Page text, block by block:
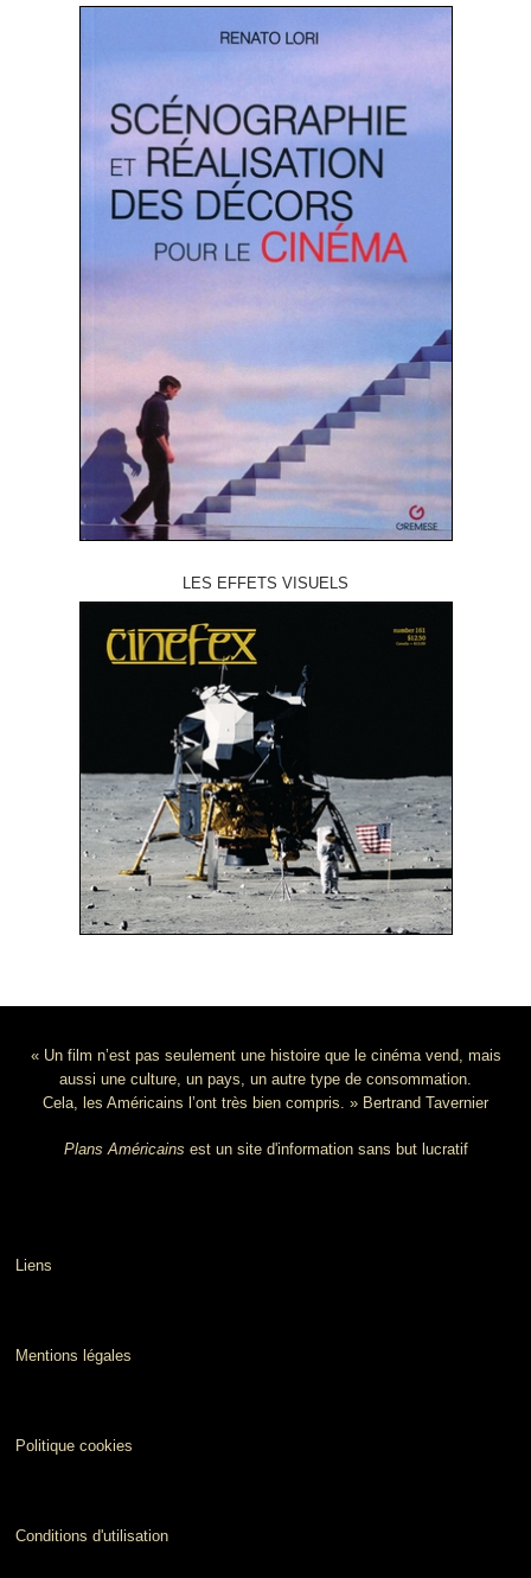
LES EFFETS VISUELS
« Un film n’est pas seulement une histoire que le cinéma vend, mais
aussi une culture, un pays, un autre type de consommation.
Cela, les Américains l’ont très bien compris. » Bertrand Tavernier
Plans Américains est un site d'information sans but lucratif
Liens
Mentions légales
Politique cookies
Conditions d'utilisation